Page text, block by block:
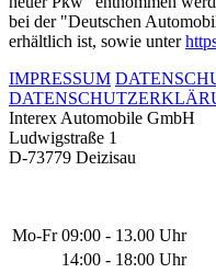
bei der "Deutschen
erhältlich ist, sowie unter
IMPRESSUM
Interex Automobile GmbH
Ludwigstraße 1
D-73779 Deizisau
Mo-Fr 09:00 - 13.00 Uhr
14:00 - 18:00 Uhr